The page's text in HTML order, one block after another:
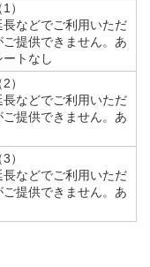
）
などでご利用いただ
提供できません。あ
トなし
）
などでご利用いただ
提供できません。あ
）
などでご利用いただ
提供できません。あ